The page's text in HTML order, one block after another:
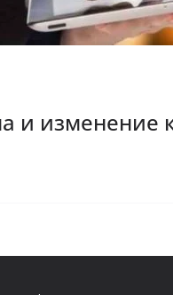
и изменение